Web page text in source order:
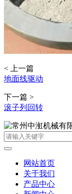
< 上一篇
地面线驱动
下一篇 >
滚子列回转
网站首页
关于我们
产品中心